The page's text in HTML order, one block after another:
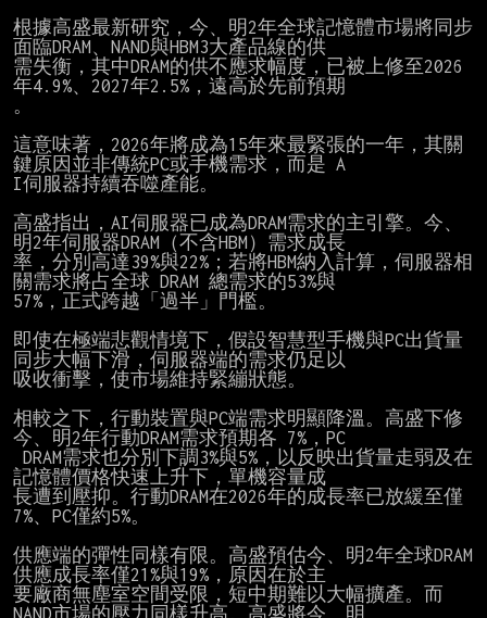
根據高盛最新研究，今、明2年全球記憶體市場將同步
面臨DRAM、NAND與HBM3大產品線的供
需失衡，其中DRAM的供不應求幅度，已被上修至2026
年4.9%、2027年2.5%，遠高於先前預期
。
這意味著，2026年將成為15年來最緊張的一年，其關
鍵原因並非傳統PC或手機需求，而是 A
I伺服器持續吞噬產能。
高盛指出，AI伺服器已成為DRAM需求的主引擎。今、
明2年伺服器DRAM（不含HBM）需求成長
率，分別高達39%與22%；若將HBM納入計算，伺服器相
關需求將占全球 DRAM 總需求的53%與
57%，正式跨越「過半」門檻。
即使在極端悲觀情境下，假設智慧型手機與PC出貨量
同步大幅下滑，伺服器端的需求仍足以
吸收衝擊，使市場維持緊繃狀態。
相較之下，行動裝置與PC端需求明顯降溫。高盛下修
今、明2年行動DRAM需求預期各 7%，PC
記憶體價格快速上升下，單機容量成
長遭到壓抑。行動DRAM在2026年的成長率已放緩至僅
7%、PC僅約5%。
供應端的彈性同樣有限。高盛預估今、明2年全球DRAM
供應成長率僅21%與19%，原因在於主
要廠商無塵室空間受限，短中期難以大幅擴產。而
NAND市場的壓力同樣升高。高盛將今、明